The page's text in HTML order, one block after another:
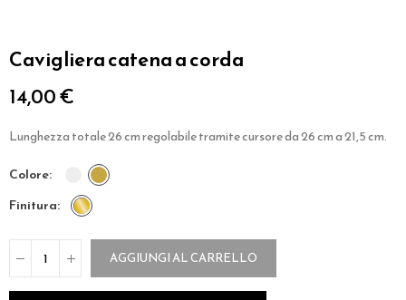
Cavigliera catena a corda
14,00 €
Lunghezza totale 26 cm regolabile tramite cursore da 26 cm a 21,5 cm.
colore
finitura
AGGIUNGI AL CARRELLO